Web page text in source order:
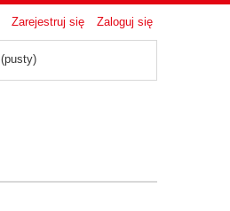
Zarejestruj się Zaloguj się
(pusty)